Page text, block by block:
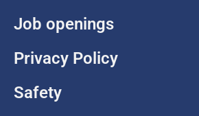
Job openings
Privacy Policy
Safety